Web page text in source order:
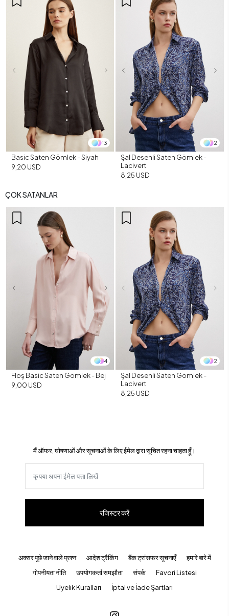
13
Basic Saten Gömlek - Siyah
9,20 USD
2
Şal Desenli Saten Gömlek -
Lacivert
8,25 USD
ÇOK SATANLAR
4
Floş Basic Saten Gömlek - Bej
9,00 USD
2
Şal Desenli Saten Gömlek -
Lacivert
8,25 USD
मैं ऑफर, घोषणाओं और सूचनाओं के लिए ईमेल द्वारा सूचित रहना चाहता हूँ।
रजिस्टर करें
अक्सर पूछे जाने वाले प्रश्न आदेश ट्रैकिंग बैंक ट्रांसफर सूचनाएँ
हमारे बारे में
गोपनीयता नीति
उपयोगकर्ता समझौता संपर्क
Favori Listesi
Üyelik Kuralları
İptal ve İade Şartları